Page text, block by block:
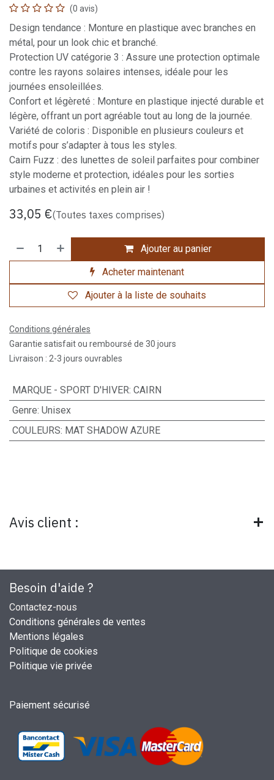
(0 avis)
Design tendance : Monture en plastique avec branches en
métal, pour un look chic et branché.
Protection UV catégorie 3 : Assure une protection optimale
contre les rayons solaires intenses, idéale pour les
journées ensoleillées.
Confort et légèreté : Monture en plastique injecté durable et
légère, offrant un port agréable tout au long de la journée.
Variété de coloris : Disponible en plusieurs couleurs et
motifs pour s’adapter à tous les styles.
Cairn Fuzz : des lunettes de soleil parfaites pour combiner
style moderne et protection, idéales pour les sorties
urbaines et activités en plein air !
33,05 €(Toutes taxes comprises)
Ajouter au panier
Acheter maintenant
Ajouter à la liste de souhaits
Conditions générales
Garantie satisfait ou remboursé de 30 jours
Livraison : 2-3 jours ouvrables
MARQUE - SPORT D'HIVER: CAIRN
Genre: Unisex
COULEURS: MAT SHADOW AZURE
Avis client :
Besoin d'aide ?
Contactez-nous
Conditions générales de ventes
Mentions légales
Politique de cookies
Politique vie privée
Paiement sécurisé